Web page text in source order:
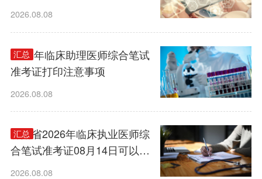
2026.08.08
汇总
2026年临床助理医师综合笔试
准考证打印注意事项
2026.08.08
汇总
甘肃省2026年临床执业医师综
合笔试准考证08月14日可以打
2026.08.08